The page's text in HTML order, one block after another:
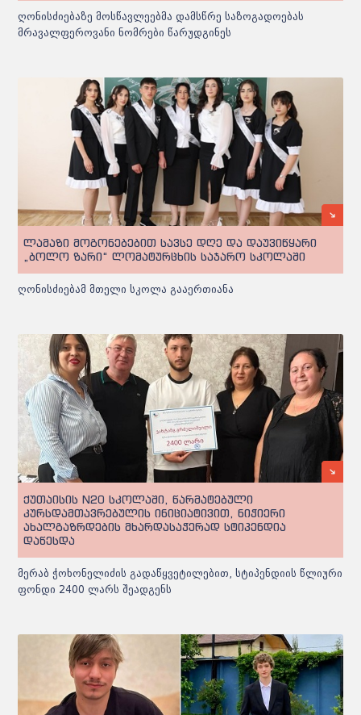
ღონისძიებაზე მოსწავლეებმა დამსწრე საზოგადოებას
მრავალფეროვანი ნომრები წარუდგინეს
ლამაზი მოგონებებით სავსე დღე და დაუვიწყარი
„ბოლო ზარი“ ლომატურცხის საჯარო სკოლაში
ღონისძიებამ მთელი სკოლა გააერთიანა
ქუთაისის N20 სკოლაში, წარმატებული
კურსდამთავრებულის ინიციატივით, ნიჭიერი
ახალგაზრდების მხარდასაჭერად სტიპენდია
დაწესდა
მერაბ ჭოხონელიძის გადაწყვეტილებით, სტიპენდიის წლიური
ფონდი 2400 ლარს შეადგენს